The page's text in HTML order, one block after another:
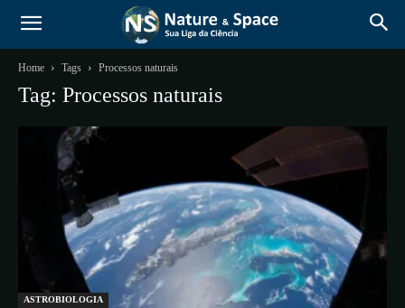
Home Tags Processos naturais
Tag: Processos naturais
ASTROBIOLOGIA